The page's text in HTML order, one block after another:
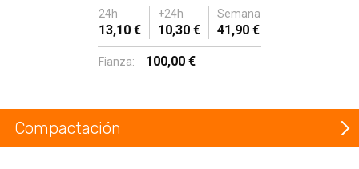
24h +24h Semana
13,10 € 10,30 € 41,90 €
Fianza: 100,00 €
Compactación